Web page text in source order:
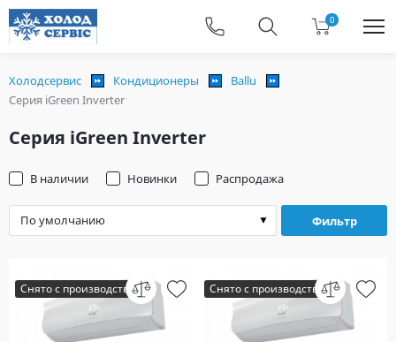
0
Холодсервис Кондиционеры
Ballu
Серия iGreen Inverter
Серия iGreen Inverter
Фильтр
В наличии Новинки Распродажа
Снято с производства Снято с производства